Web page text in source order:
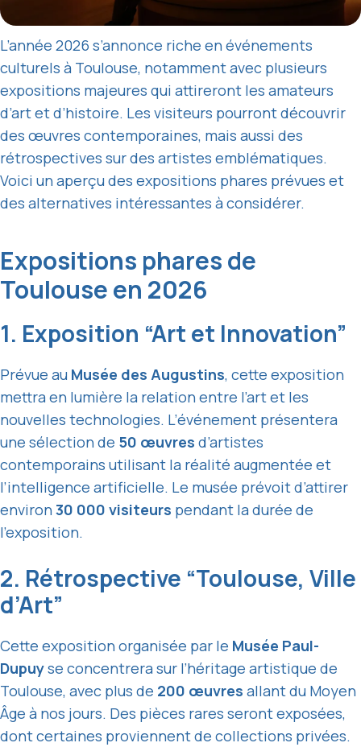
L’année 2026 s’annonce riche en événements
culturels à Toulouse, notamment avec plusieurs
expositions majeures qui attireront les amateurs
d’art et d’histoire. Les visiteurs pourront découvrir
des œuvres contemporaines, mais aussi des
rétrospectives sur des artistes emblématiques.
Voici un aperçu des expositions phares prévues et
des alternatives intéressantes à considérer.
Expositions phares de
Toulouse en 2026
1. Exposition “Art et Innovation”
Prévue au Musée des Augustins, cette exposition
mettra en lumière la relation entre l’art et les
nouvelles technologies. L’événement présentera
une sélection de 50 œuvres d’artistes
contemporains utilisant la réalité augmentée et
l’intelligence artificielle. Le musée prévoit d’attirer
environ30 000 visiteurs pendant la durée de
l’exposition.
2. Rétrospective “Toulouse, Ville
d’Art”
Cette exposition organisée par le Musée Paul-
Dupuyse concentrera sur l’héritage artistique de
Toulouse, avec plus de 200 œuvres allant du Moyen
Âge à nos jours. Des pièces rares seront exposées,
dont certaines proviennent de collections privées.